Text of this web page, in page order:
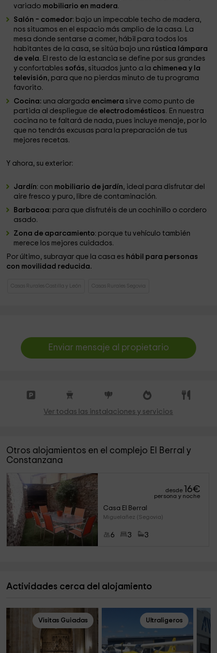
variado mobiliario en madera.
Salón – comedor: bajo un impecable techo de madera,
nos situamos en el espacio más amplio de la casa. La
mesa donde sentarse a comer, hábil para todos los
habitantes de la casa, se sitúa bajo una rústica lámpara
de vela. El resto de la estancia se define por sus grandes
y confortables sofás, situados junto a la chimenea y la
televisión, para que no pierdas minuto de tu programa
favorito.
Cocina: una alargada encimera sirve como punto de
partida al despliegue de electrodomésticos. En nuestra
cocina no te faltará de nada, pues incluye menaje, por lo
que no tendrás excusas para la preparación de tus
mejores recetas.
Y ahora, su exterior:
Jardín: con mobiliario de jardín, ideal para disfrutar del
aire fresco y puro, libre de contaminación.
Barbacoa: para que disfrutéis de un cochinillo o cordero
asado.
Zona de aparcamiento: porque tu vehículo también
merece los mejores cuidados.
Por último, subrayar que la casa es hábil para personas
con movilidad reducida.
Casas Rurales Castilla y León Casas Rurales Segovia
Enviar mensaje al propietario
Ver todas las instalaciones y servicios
Otros alojamientos en el complejo El Berral y
Constanzana
desde 16€
persona y noche
Casa El Berral
Miguelañez (Segovia)
6 3 3
Actividades cerca del alojamiento
Visitas Guiadas Ultraligeros